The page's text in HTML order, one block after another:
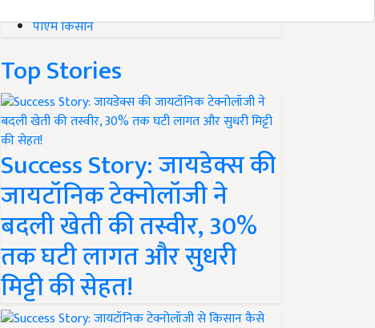
पीएम किसान
Top Stories
Success Story: जायडेक्स की
जायटॉनिक टेक्नोलॉजी ने
बदली खेती की तस्वीर, 30%
तक घटी लागत और सुधरी
मिट्टी की सेहत!